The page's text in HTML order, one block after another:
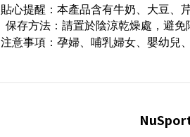
貼心提醒：本產品含有牛奶、大豆、
保存方法：請置於陰涼乾燥處，避免
注意事項：孕婦、哺乳婦女、嬰幼兒